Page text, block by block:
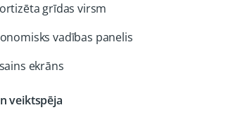
grīdas virsm
vadības panelis
ekrāns
veiktspēja